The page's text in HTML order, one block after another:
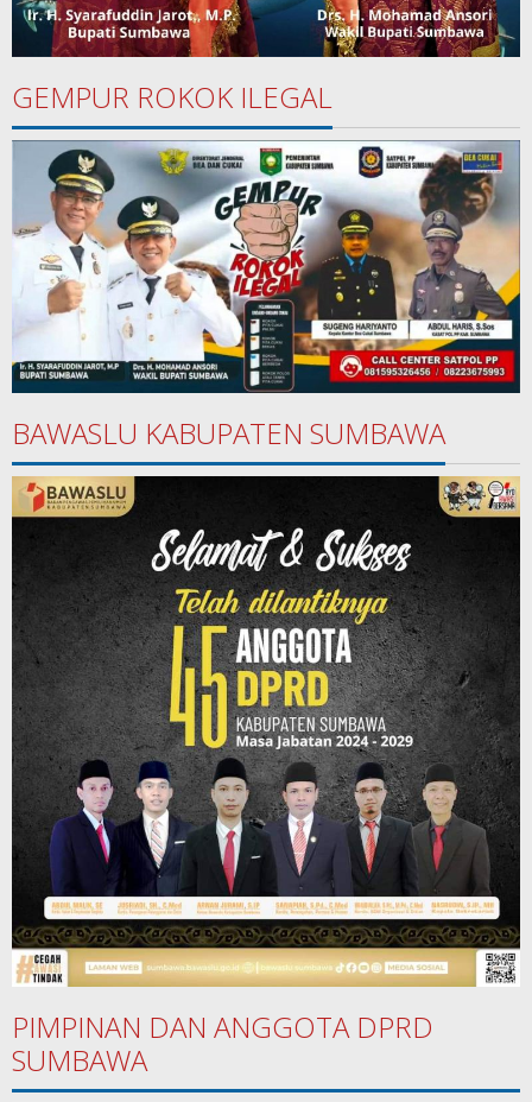
GEMPUR ROKOK ILEGAL
BAWASLU KABUPATEN SUMBAWA
PIMPINAN DAN ANGGOTA DPRD
SUMBAWA